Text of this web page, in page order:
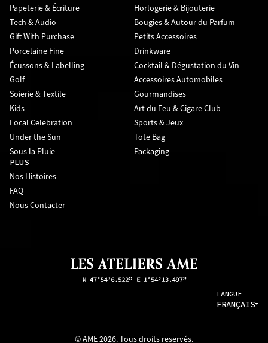
Papeterie & Écriture
Horlogerie & Bijouterie
Tech & Audio
Bougies & Autour du Parfum
Gift With Purchase
Petits Accessoires
Porcelaine Fine
Drinkware
Écussons & Labelling
Cocktail & Dégustation du Vin
Golf
Accessoires Automobiles
Soierie & Textile
Gourmandises
Kids
Art du Feu & Cigare Club
Local Celebration
Sports & Jeux
Under the Sun
Tote Bag
Sous la Pluie
Packaging
PLUS
Nos Histoires
FAQ
Nous Contacter
LANGUE
FRANÇAIS
© AME 2026. Tous droits reservés.